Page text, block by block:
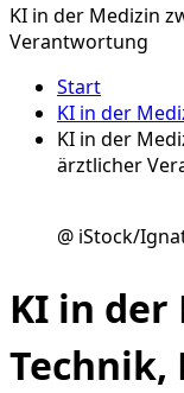
KI in der Medizin
Verantwortung
Start
KI in der
KI in der
ärztlicher
@ iStock/
KI in der
Technik,